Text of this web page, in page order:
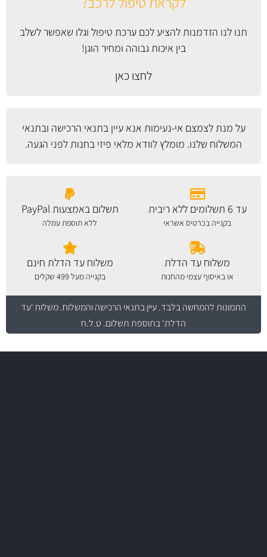
תנו לנו הזדמנות להציע לכם ערכת טיפול וגלו שאפשר לשלב
בין איכות גבוהה ומחיר הוגן!
לחצו כאן
על מנת לצמצם אי-נעימות אנא עייןבתנאי הרכישה ובתנאי
המשלוח שלנו. מומלץ לוודא מלאי פיזי בחנות לפני הגעה.
עד 6 תשלומים ללא ריבית
בקנייה בכרטיס אשראי
תשלום באמצעות PayPal
ללא תוספת עמלה
משלוח עד הדלת
או באיסוף עצמי מהחנות
משלוח עד הדלת חינם
בקנייה מעל 499 שקלים
התמונות להמחשה בלבד.עיין בתנאי הרכישה והמשלוח. משלוח 'עד
הדלת' בתוספת תשלום. ט.ל.ח